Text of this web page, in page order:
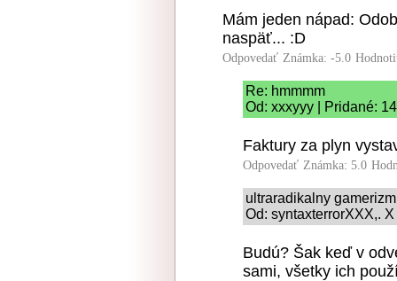
Mám jeden nápad:
naspäť... :D
Odpovedať Známka: -5.0
Re: hmmmm
Od: xxxyyy | Pridané:
Faktury za plyn
Odpovedať Známka: 5.0
ultraradikalny
Od: syntaxterrorXXX,.
Budú? Šak keď v
sami, všetky ich